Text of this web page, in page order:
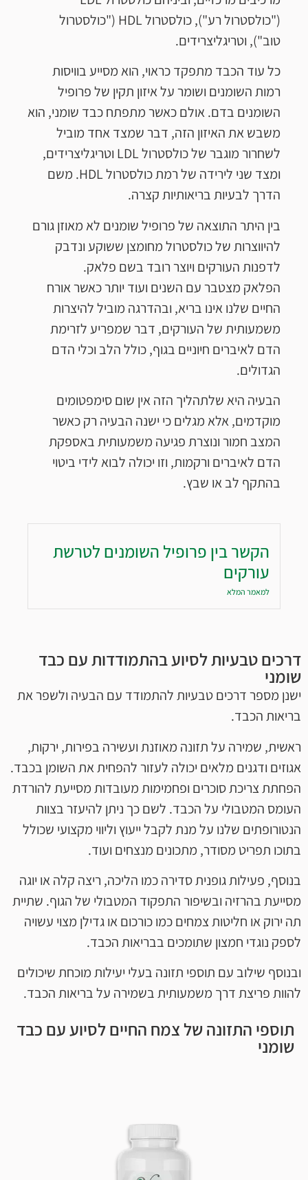
("כולסטרול רע"), כולסטרול HDL ("כולסטרול
טוב"), וטריגליצרידים.
כל עוד הכבד מתפקד כראוי, הוא מסייע בוויסות
רמות השומנים ושומר על איזון תקין של פרופיל
השומנים בדם. אולם כאשר מתפתח כבד שומני, הוא
משבש את האיזון הזה, דבר שמצד אחד מוביל
לשחרור מוגבר של כולסטרול LDL וטריגליצרידים,
ומצד שני לירידה של רמת כולסטרול HDL. משם
הדרך לבעיות בריאותיות קצרה.
בין היתר התוצאה של פרופיל שומנים לא מאוזן גורם
להיווצרות של כולסטרול מחומצן ששוקע ונדבק
לדפנות העורקים ויוצר רובד בשם פלאק.
הפלאק מצטבר עם השנים ועוד יותר כאשר אורח
החיים שלנו אינו בריא, ובהדרגה מוביל להיצרות
משמעותית של העורקים, דבר שמפריע לזרימת
הדם לאיברים חיוניים בגוף, כולל הלב וכלי הדם
הגדולים.
הבעיה היא שלתהליך הזה אין שום סימפטומים
מוקדמים, אלא מגלים כי ישנה הבעיה רק כאשר
המצב חמור ונוצרת פגיעה משמעותית באספקת
הדם לאיברים ורקמות, וזו יכולה לבוא לידי ביטוי
בהתקף לב או שבץ.
הקשר בין פרופיל השומנים לטרשת
עורקים
למאמר המלא
דרכים טבעיות לסיוע בהתמודדות עם כבד
שומני
ישנן מספר דרכים טבעיות להתמודד עם הבעיה ולשפר את
בריאות הכבד.
ראשית, שמירה על תזונה מאוזנת ועשירה בפירות, ירקות,
אגוזים ודגנים מלאים יכולה לעזור להפחית את השומן בכבד.
הפחתת צריכת סוכרים ופחמימות מעובדות מסייעת להורדת
העומס המטבולי על הכבד. לשם כך ניתן להיעזר בצוות
הנטורופתים שלנו על מנת לקבל ייעוץ וליווי מקצועי שכולל
בתוכו תפריט מסודר, מתכונים מנצחים ועוד.
בנוסף, פעילות גופנית סדירה כמו הליכה, ריצה קלה או יוגה
מסייעת בהרזיה ובשיפור התפקוד המטבולי של הגוף. שתיית
תה ירוק או חליטות צמחים כמו כורכום או גדילן מצוי עשויה
לספק נוגדי חמצון שתומכים בבריאות הכבד.
ובנוסף שילוב עם תוספי תזונה בעלי יעילות מוכחת שיכולים
להוות פריצת דרך משמעותית בשמירה על בריאות הכבד.
תוספי התזונה של צמח החיים לסיוע עם כבד
שומני